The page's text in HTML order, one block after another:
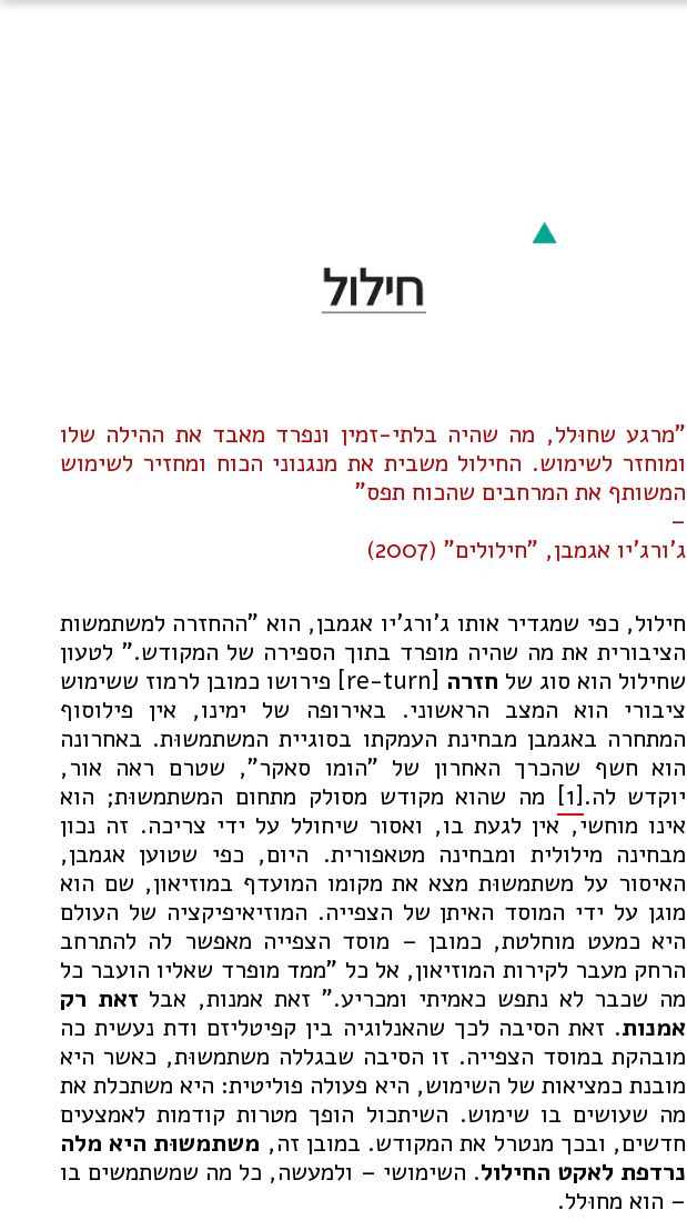
"מרגע שחוּלל, מה שהיה בלתי-זמין ונפרד מאבד את ההילה שלו
ומוחזר לשימוש. החילול משבית את מנגנוני הכוח ומחזיר לשימוש
המשותף את המרחבים שהכוח תפס"
–
ג'ורג'יו אגמבן, "חילולים" (2007)
חילול, כפי שמגדיר אותו ג'ורג'יו אגמבן, הוא "ההחזרה למשתמשות
הציבורית את מה שהיה מופרד בתוך הספירה של המקודש." לטעון
שחילול הוא סוג של חזרה
[re-turn] פירושו כמובן לרמוז ששימוש
ציבורי הוא המצב הראשוני. באירופה של ימינו, אין פילוסוף
המתחרה באגמבן מבחינת העמקתו בסוגיית המשתמשוּת. באחרונה
הוא חשף שהכרך האחרון של "הומו סאקר", שטרם ראה אור,
יוקדש לה.[1]
מה שהוא מקודש מסולק מתחום המשתמשוּת; הוא
אינו מוחשי, אין לגעת בו, ואסור שיחולל על ידי צריכה. זה נכון
מבחינה מילולית ומבחינה מטאפורית. היום, כפי שטוען אגמבן,
האיסור על משתמשוּת מצא את מקומו המועדף במוזיאון, שם הוא
מוגן על ידי המוסד האיתן של הצפייה. המוזיאיפיקציה של העולם
היא כמעט מוחלטת, כמובן – מוסד הצפייה מאפשר לה להתרחב
הרחק מעבר לקירות המוזיאון, אל כל "ממד מופרד שאליו הועבר כל
מה שכבר לא נתפש כאמיתי ומכריע." זאת אמנות, אבל זאת רק
אמנות. זאת הסיבה לכך שהאנלוגיה בין קפיטליזם ודת נעשית כה
מובהקת במוסד הצפייה. זו הסיבה שבגללה משתמשוּת, כאשר היא
מובנת כמציאות של השימוש, היא פעולה פוליטית: היא משתכלת את
מה שעושים בו שימוש. השיתכול הופך מטרות קודמות לאמצעים
חדשים, ובכך מנטרל את המקודש. במובן זה, משתמשוּת היא מלה
נרדפת לאקט החילול. השימושי – ולמעשה, כל מה שמשתמשים בו
– הוא מחוּלל.